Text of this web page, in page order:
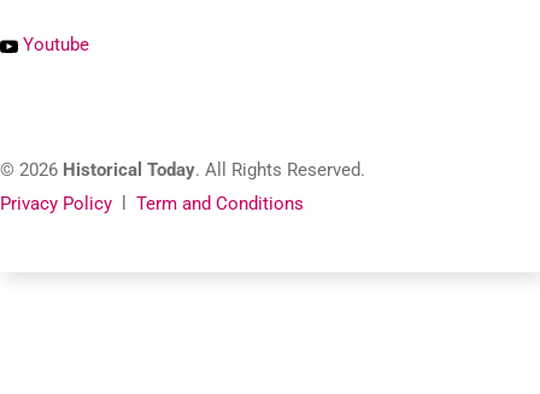
Youtube
© 2026 Historical Today. All Rights Reserved.
Privacy Policy
Term and Conditions